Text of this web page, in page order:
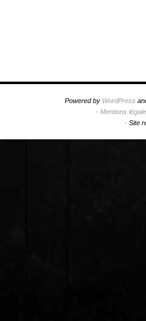
Powered by WordPress
·Mentions
·Site